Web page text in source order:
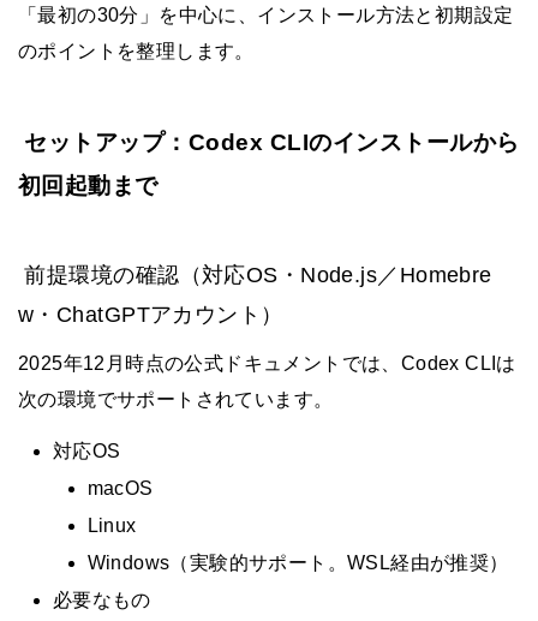
「最初の30分」を中心に、インストール方法と初期設定
のポイントを整理します。
セットアップ：Codex CLIのインストールから
初回起動まで
前提環境の確認（対応OS・Node.js／Homebre
w・ChatGPTアカウント）
2025年12月時点の公式ドキュメントでは、Codex CLIは
次の環境でサポートされています。
対応OS
macOS
Linux
Windows（実験的サポート。WSL経由が推奨）
必要なもの